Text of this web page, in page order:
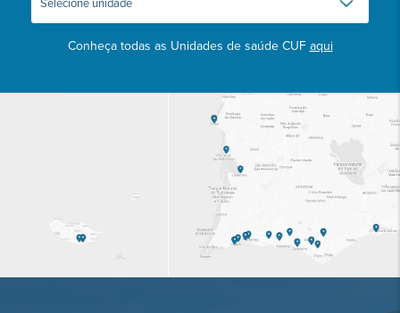
Conheça todas as Unidades de saúde CUF aqui